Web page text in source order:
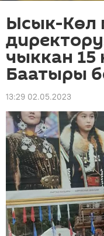
Ысык-Көл
чыккан
Баатыры
13:29 02.05.2023